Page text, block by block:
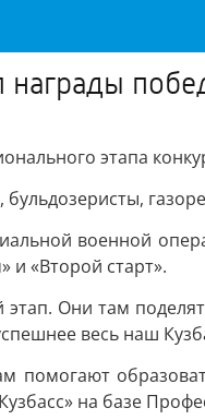
этапа
военной
и «Второй старт».
этап. Они там
весь наш
помогают
на базе